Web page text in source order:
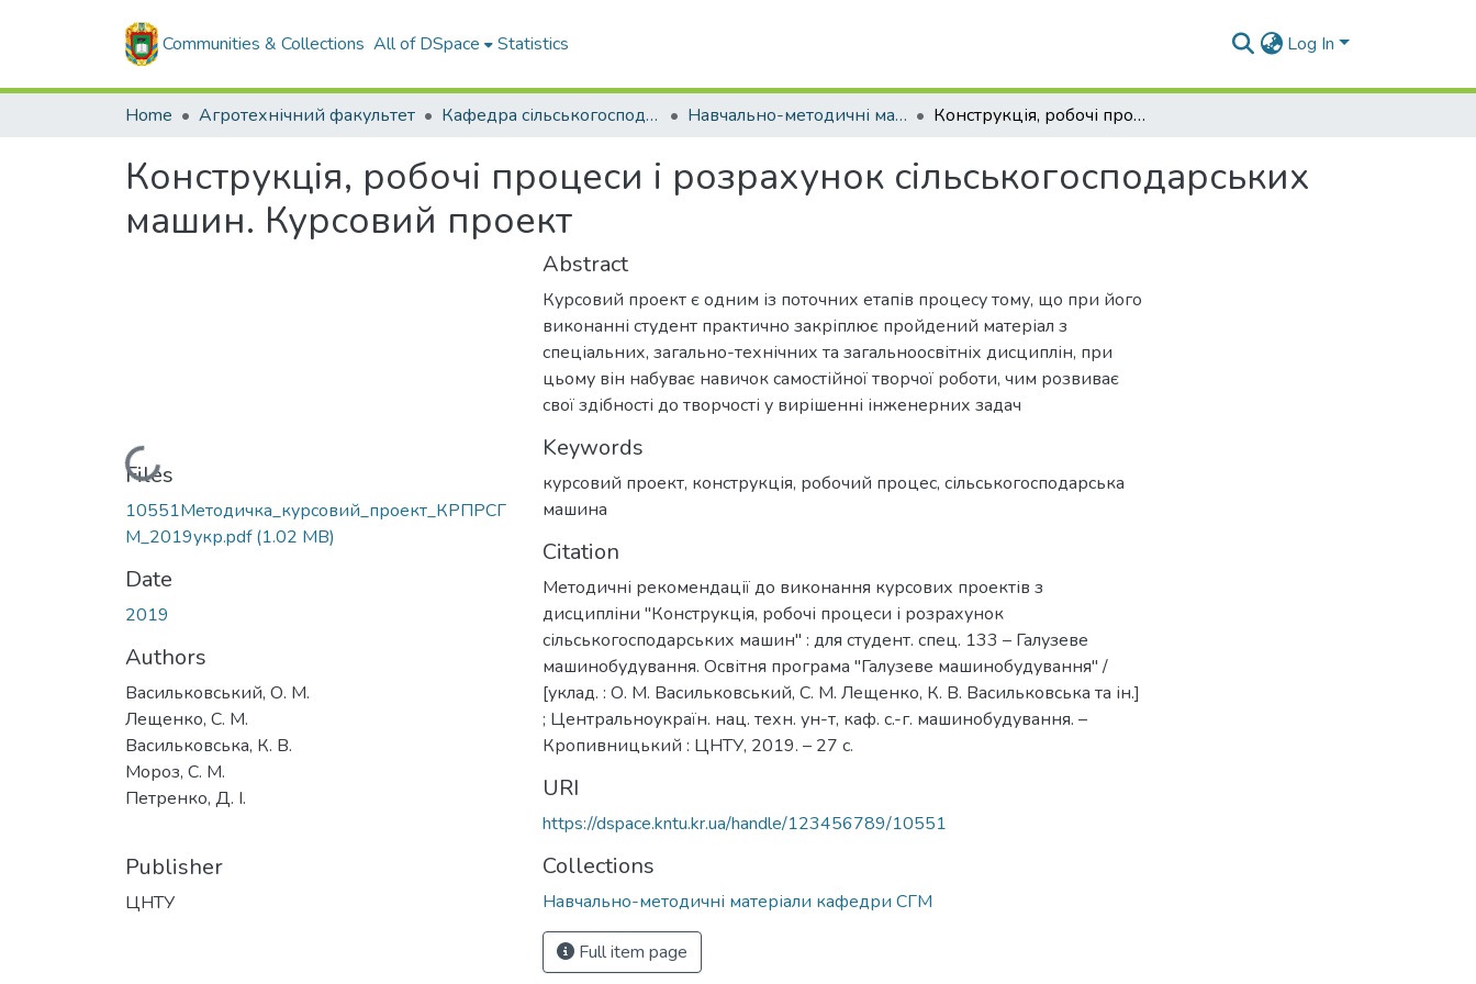
Communities & Collections All of DSpace Statistics Log In
Home Агротехнічний факультет Кафедра сільськогосподарського машинобудування Навчально-методичні матеріали кафедри СГМ Конструкція, робочі процеси і розрахунок сільськогосподарських машин. Курсовий проект
Конструкція, робочі процеси і розрахунок сільськогосподарських
машин. Курсовий проект
Loading...
Files
10551Методичка_курсовий_проект_КРПРСГ
М_2019укр.pdf(1.02 MB)
Date
2019
Authors
Васильковський, О. М.
Лещенко, С. М.
Васильковська, К. В.
Мороз, С. М.
Петренко, Д. І.
Publisher
ЦНТУ
Abstract
Курсовий проект є одним із поточних етапів процесу тому, що при його
виконанні студент практично закріплює пройдений матеріал з
спеціальних, загально-технічних та загальноосвітніх дисциплін, при
цьому він набуває навичок самостійної творчої роботи, чим розвиває
свої здібності до творчості у вирішенні інженерних задач
Keywords
курсовий проект, конструкція, робочий процес, сільськогосподарська
машина
Citation
Методичні рекомендації до виконання курсових проектів з
дисципліни "Конструкція, робочі процеси і розрахунок
сільськогосподарських машин" : для студент. спец. 133 – Галузеве
машинобудування. Освітня програма "Галузеве машинобудування" /
[уклад. : О. М. Васильковський, С. М. Лещенко, К. В. Васильковська та ін.]
; Центральноукраїн. нац. техн. ун-т, каф. с.-г. машинобудування. –
Кропивницький : ЦНТУ, 2019. – 27 с.
URI
https://dspace.kntu.kr.ua/handle/123456789/10551
Collections
Навчально-методичні матеріали кафедри СГМ
Full item page